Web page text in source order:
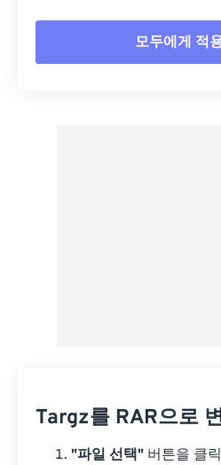
모두에게 적
Targz를 RAR으로
"파일 선택" 버튼을 클